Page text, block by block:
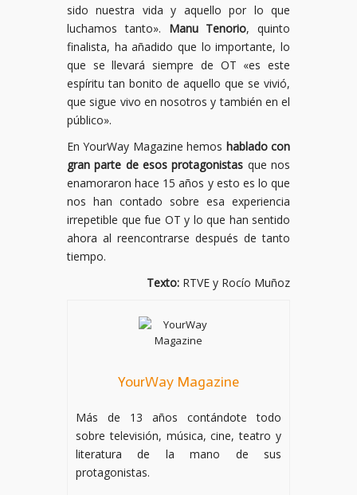
sido nuestra vida y aquello por lo que
luchamos tanto». Manu Tenorio, quinto
finalista, ha añadido que lo importante, lo
que se llevará siempre de OT «es este
espíritu tan bonito de aquello que se vivió,
que sigue vivo en nosotros y también en el
público».
En YourWay Magazine hemos hablado con
gran parte de esos protagonistas que nos
enamoraron hace 15 años y esto es lo que
nos han contado sobre esa experiencia
irrepetible que fue OT y lo que han sentido
ahora al reencontrarse después de tanto
tiempo.
Texto: RTVE y Rocío Muñoz
YourWay Magazine
Más de 13 años contándote todo
sobre televisión, música, cine, teatro y
literatura de la mano de sus
protagonistas.